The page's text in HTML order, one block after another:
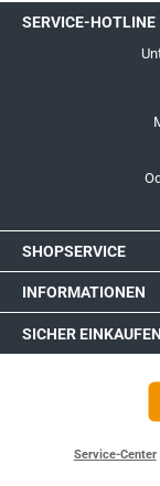
SERVICE-HOTLINE
SHOPSERVICE
INFORMATIONEN
SICHER EINKAUFEN
Service-Center